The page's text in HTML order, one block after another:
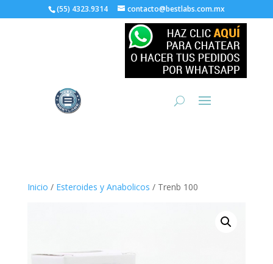
(55) 4323.9314 contacto@bestlabs.com.mx
Inicio / Esteroides y Anabolicos / Trenb 100